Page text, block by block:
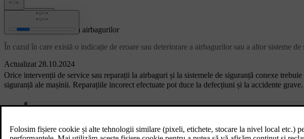
Conectează-te
Actualizat 28.10.2024
Întreținerea și servisarea airbagurilor
În cazul în care există o indicație de eroare sau deteriorare a airbagurilor sau a altor sisteme
Orice intervenții de service sau reparații la airbaguri și la sistemele de siguranță conexe
siguranță ale mașinii. Reparațiile incorect efectuate pot duce la defecțiuni și la accidente